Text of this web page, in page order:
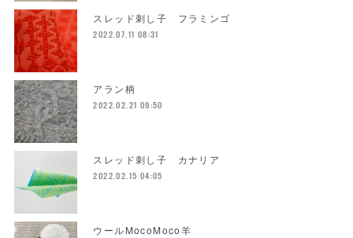
スレッド刺し子 フラミンゴ
2022.07.11 08:31
アラン柄
2022.02.21 09:50
スレッド刺し子 カナリア
2022.02.15 04:05
ウールMocoMoco羊